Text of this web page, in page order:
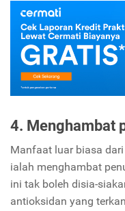
4. Menghambat
Manfaat luar biasa
ialah menghambat
ini tak boleh disia-
antioksidan yang